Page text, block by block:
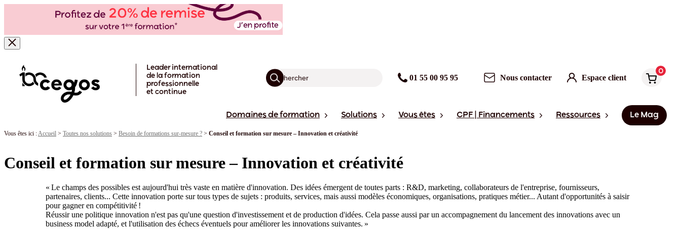
Leader international
de la formation
professionnelle
et continue
01 55 00 95 95 Nous contacter Espace client
0
Domaines de formation Solutions Vous êtes CPF | Financements Ressources Le Mag
Vous êtes ici :Accueil > Toutes nos solutions > Besoin de formations sur-mesure ? > Conseil et formation sur mesure – Innovation et créativité
Conseil et formation sur mesure – Innovation et créativité
« Le champs des possibles est aujourd'hui très vaste en matière d'innovation. Des idées émergent de toutes parts : R&D, marketing, collaborateurs de l'entreprise, fournisseurs,
partenaires, clients... Cette innovation porte sur tous types de sujets : produits, services, mais aussi modèles économiques, organisations, pratiques métier... Autant d'opportunités à saisir
pour gagner en compétitivité !
Réussir une politique innovation n'est pas qu'une question d'investissement et de production d'idées. Cela passe aussi par un accompagnement du lancement des innovations avec un
business model adapté, et l'utilisation des échecs éventuels pour améliorer les innovations suivantes. »